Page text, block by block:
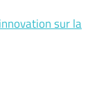
sur la